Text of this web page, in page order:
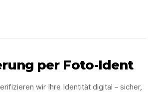
per Foto-Ident
wir Ihre Identität digital – sicher,